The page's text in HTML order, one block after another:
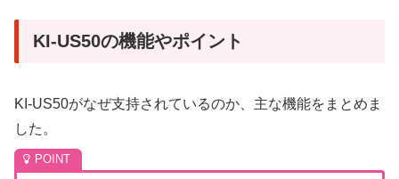
KI-US50の機能やポイント
KI-US50がなぜ支持されているのか、主な機能をまとめま
した。